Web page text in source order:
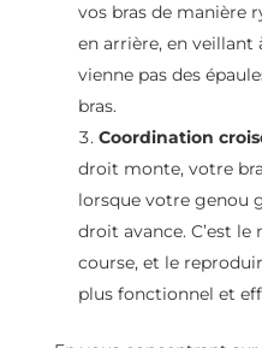
vos bras de manière
en arrière, en veillant
vienne pas des
bras.
Coordination
droit monte, votre
lorsque votre genou
droit avance. C’est
course, et le
plus fonctionnel et